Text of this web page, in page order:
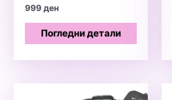
999ден
Погледни детали